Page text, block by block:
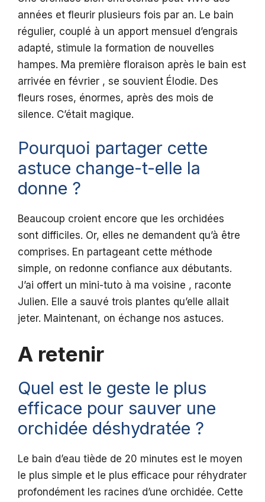
années et fleurir plusieurs fois par an. Le bain
régulier, couplé à un apport mensuel d’engrais
adapté, stimule la formation de nouvelles
hampes. Ma première floraison après le bain est
arrivée en février , se souvient Élodie. Des
fleurs roses, énormes, après des mois de
silence. C’était magique.
Pourquoi partager cette
astuce change-t-elle la
donne ?
Beaucoup croient encore que les orchidées
sont difficiles. Or, elles ne demandent qu’à être
comprises. En partageant cette méthode
simple, on redonne confiance aux débutants.
J’ai offert un mini-tuto à ma voisine , raconte
Julien. Elle a sauvé trois plantes qu’elle allait
jeter. Maintenant, on échange nos astuces.
A retenir
Quel est le geste le plus
efficace pour sauver une
orchidée déshydratée ?
Le bain d’eau tiède de 20 minutes est le moyen
le plus simple et le plus efficace pour réhydrater
profondément les racines d’une orchidée. Cette